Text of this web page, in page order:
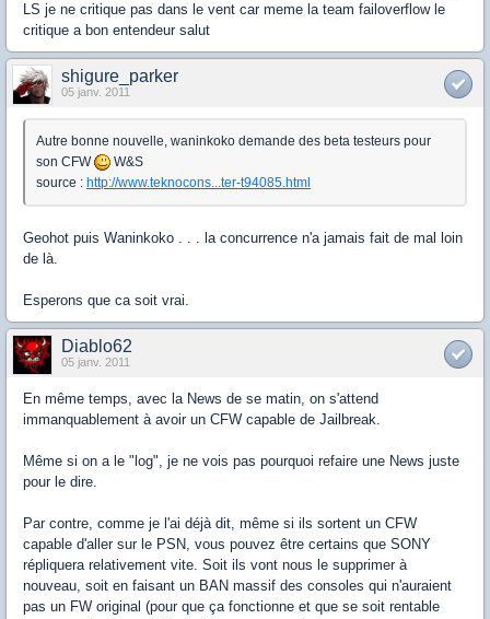
LS je ne critique pas dans le vent car meme la team failoverflow le
critique a bon entendeur salut
shigure_parker
05 janv. 2011
Autre bonne nouvelle, waninkoko demande des beta testeurs pour
son CFW
W&S
source : http://www.teknocons...ter-t94085.html
Geohot puis Waninkoko . . . la concurrence n'a jamais fait de mal loin
de là.
Esperons que ca soit vrai.
Diablo62
05 janv. 2011
En même temps, avec la News de se matin, on s'attend
immanquablement à avoir un CFW capable de Jailbreak.
Même si on a le "log", je ne vois pas pourquoi refaire une News juste
pour le dire.
Par contre, comme je l'ai déjà dit, même si ils sortent un CFW
capable d'aller sur le PSN, vous pouvez être certains que SONY
répliquera relativement vite. Soit ils vont nous le supprimer à
nouveau, soit en faisant un BAN massif des consoles qui n'auraient
pas un FW original (pour que ça fonctionne et que se soit rentable